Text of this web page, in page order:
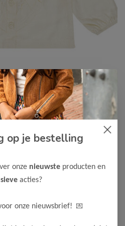
92 98
op je bestelling
onze nieuwste producten en
acties?
onze nieuwsbrief! 💌